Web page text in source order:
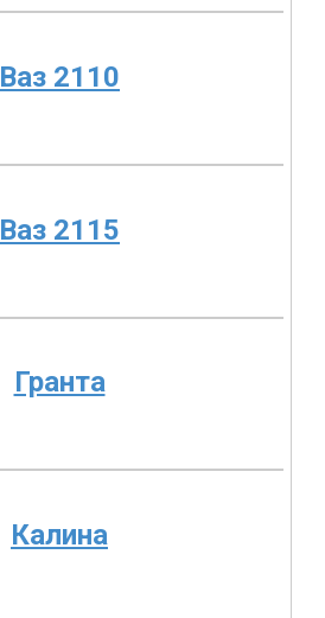
Ваз 2110
Ваз 2115
Гранта
Калина